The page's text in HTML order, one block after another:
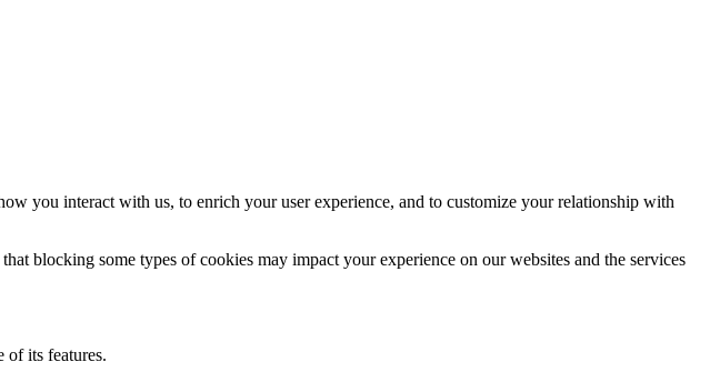
you interact with us, to enrich your user experience, and to customize your relationship with
blocking some types of cookies may impact your experience on our websites and the services
of its features.